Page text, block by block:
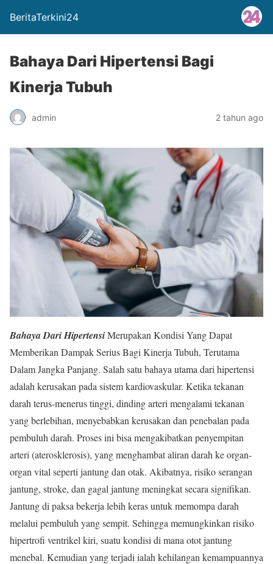
BeritaTerkini24
Bahaya Dari Hipertensi Bagi
Kinerja Tubuh
admin 2 tahun ago
Bahaya Dari HipertensiMerupakan Kondisi Yang Dapat
Memberikan Dampak Serius Bagi Kinerja Tubuh, Terutama
Dalam Jangka Panjang. Salah satu bahaya utama dari hipertensi
adalah kerusakan pada sistem kardiovaskular. Ketika tekanan
darah terus-menerus tinggi, dinding arteri mengalami tekanan
yang berlebihan, menyebabkan kerusakan dan penebalan pada
pembuluh darah. Proses ini bisa mengakibatkan penyempitan
arteri (aterosklerosis), yang menghambat aliran darah ke organ-
organ vital seperti jantung dan otak. Akibatnya, risiko serangan
jantung, stroke, dan gagal jantung meningkat secara signifikan.
Jantung di paksa bekerja lebih keras untuk memompa darah
melalui pembuluh yang sempit. Sehingga memungkinkan risiko
hipertrofi ventrikel kiri, suatu kondisi di mana otot jantung
menebal. Kemudian yang terjadi ialah kehilangan kemampuannya